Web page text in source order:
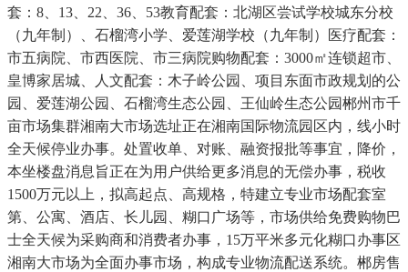
套：8、13、22、36、53教育配套：北湖区尝试学校城东分校
（九年制）、石榴湾小学、爱莲湖学校（九年制）医疗配套：
市五病院、市西医院、市三病院购物配套：3000㎡连锁超市、
皇博家居城、人文配套：木子岭公园、项目东面市政规划的公
园、爱莲湖公园、石榴湾生态公园、王仙岭生态公园郴州市千
亩市场集群湘南大市场选址正在湘南国际物流园区内，线小时
全天候停业办事。处置收单、对账、融资报批等事宜，降价，
本坐楼盘消息旨正在为用户供给更多消息的无偿办事，税收
1500万元以上，拟高起点、高规格，特建立专业市场配套室
第、公寓、酒店、长儿园、糊口广场等，市场供给免费购物巴
士全天候为采购商和消费者办事，15万平米多元化糊口办事区
湘南大市场为全面办事市场，构成专业物流配送系统。郴房售